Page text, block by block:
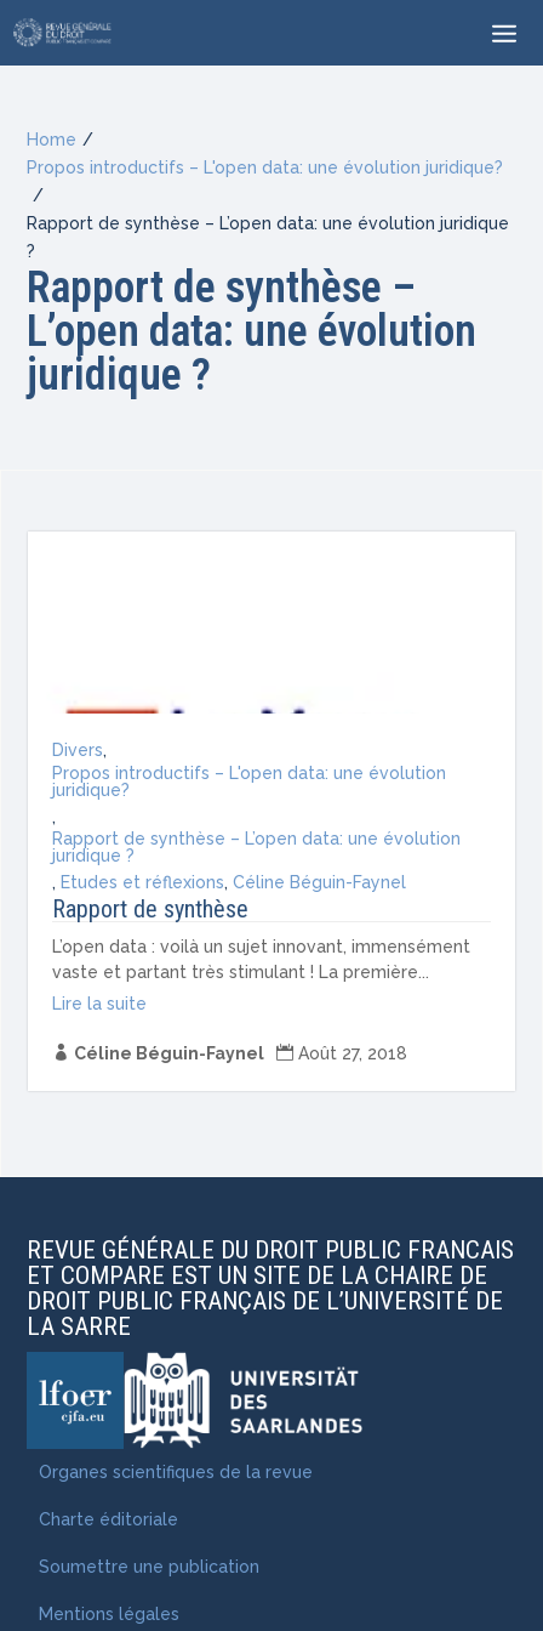
Home /
Propos introductifs – L'open data: une évolution juridique?
/
Rapport de synthèse – L’open data: une évolution juridique
?
Rapport de synthèse –
L’open data: une évolution
juridique ?
Divers,
Propos introductifs – L'open data: une évolution
juridique?
,
Rapport de synthèse – L’open data: une évolution
juridique ?
, Etudes et réflexions,Céline Béguin-Faynel
Rapport de synthèse
L’open data : voilà un sujet innovant, immensément
vaste et partant très stimulant ! La première...
Lire la suite
 Céline Béguin-Faynel  Août 27, 2018
REVUE GÉNÉRALE DU DROIT PUBLIC FRANCAIS
ET COMPARE EST UN SITE DE LA CHAIRE DE
DROIT PUBLIC FRANÇAIS DE L’UNIVERSITÉ DE
LA SARRE
Organes scientifiques de la revue
Charte éditoriale
Soumettre une publication
Mentions légales